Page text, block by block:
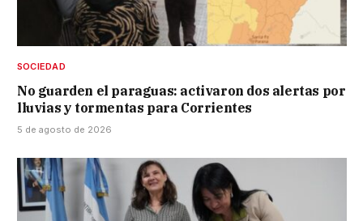
SOCIEDAD
No guarden el paraguas: activaron dos alertas por
lluvias y tormentas para Corrientes
5 de agosto de 2026